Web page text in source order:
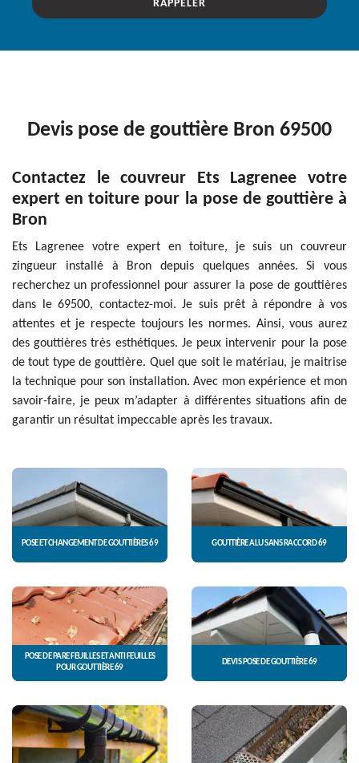
Devis pose de gouttière Bron 69500
Contactez le couvreur Ets Lagrenee votre
expert en toiture pour la pose de gouttière à
Bron
Ets Lagrenee votre expert en toiture, je suis un couvreur
zingueur installé à Bron depuis quelques années. Si vous
recherchez un professionnel pour assurer la pose de gouttières
dans le 69500, contactez-moi. Je suis prêt à répondre à vos
attentes et je respecte toujours les normes. Ainsi, vous aurez
des gouttières très esthétiques. Je peux intervenir pour la pose
de tout type de gouttière. Quel que soit le matériau, je maitrise
la technique pour son installation. Avec mon expérience et mon
savoir-faire, je peux m’adapter à différentes situations afin de
garantir un résultat impeccable après les travaux.
POSE ET CHANGEMENT DE GOUTTIÈRES 69 GOUTTIÈRE ALU SANS RACCORD 69
POSE DE PARE FEUILLES ET ANTI FEUILLES
POUR GOUTTIÈRE 69
DEVIS POSE DE GOUTTIÈRE 69